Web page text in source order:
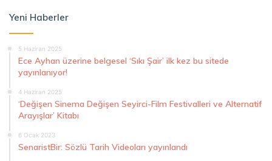
Yeni Haberler
5 Haziran 2025
Ece Ayhan üzerine belgesel ‘Sıkı Şair’ ilk kez bu sitede
yayınlanıyor!
4 Haziran 2025
‘Değişen Sinema Değişen Seyirci-Film Festivalleri ve Alternatif
Arayışlar’ Kitabı
6 Ocak 2023
SenaristBir: Sözlü Tarih Videoları yayınlandı